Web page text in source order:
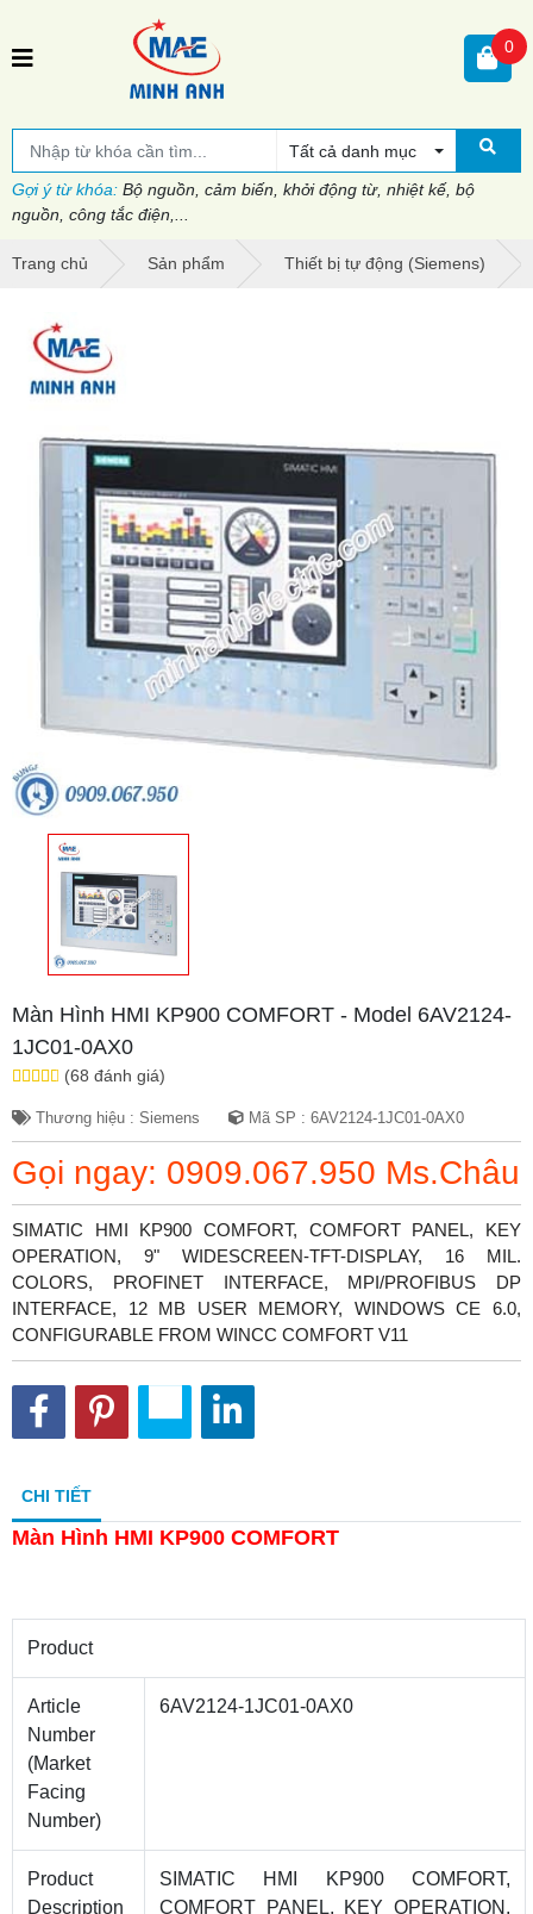
Tất cả danh mục
Gợi ý từ khóa: Bộ nguồn, cảm biến, khởi động từ, nhiệt kế, bộ
nguồn, công tắc điện,...
0
Trang chủ Sản phẩm Thiết bị tự động (Siemens)
Màn Hình HMI KP900 COMFORT - Model 6AV2124-
1JC01-0AX0
(68 đánh giá)
Thương hiệu : Siemens Mã SP : 6AV2124-1JC01-0AX0
Gọi ngay: 0909.067.950 Ms.Châu
SIMATIC HMI KP900 COMFORT, COMFORT PANEL, KEY
OPERATION, 9" WIDESCREEN-TFT-DISPLAY, 16 MIL.
COLORS, PROFINET INTERFACE, MPI/PROFIBUS DP
INTERFACE, 12 MB USER MEMORY, WINDOWS CE 6.0,
CONFIGURABLE FROM WINCC COMFORT V11
CHI TIẾT
Màn Hình HMI KP900 COMFORT
Product
Article
Number
(Market
Facing
Number)
6AV2124-1JC01-0AX0
Product
Description
SIMATIC HMI KP900 COMFORT,
COMFORT PANEL, KEY OPERATION,